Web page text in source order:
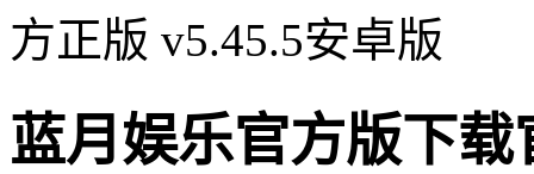
方正版 v5.45.5安卓版
蓝月娱乐官方版下载